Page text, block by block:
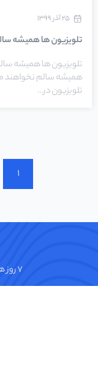
۲۵ آذر ۱۳۹۹
تلویزیون ها همیشه
تلویزیون ها همیشه
همیشه سالم نخواهند
تلویزیون در…
1
۷ روز هفته و ۲۴ ساعته پاسخگوی تیکت‌های شما هستیم.